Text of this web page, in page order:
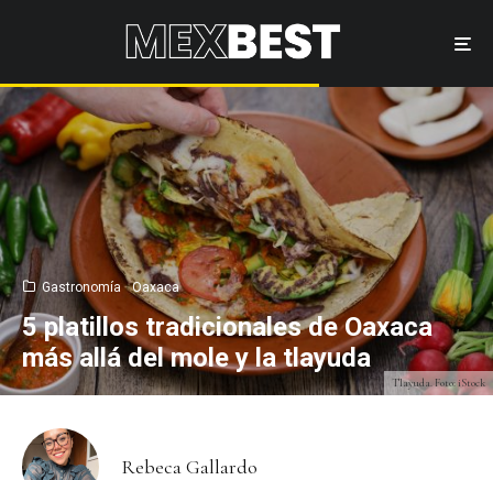
Tlayuda. Foto: iStock
Gastronomía Oaxaca
5 platillos tradicionales de Oaxaca
más allá del mole y la tlayuda
Rebeca Gallardo